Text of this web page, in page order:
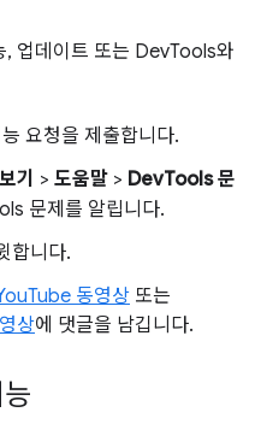
, 업데이트 또는 DevTools와
요청을 제출합니다.
기 > 도움말 > DevTools 문
문제를 알립니다.
합니다.
동영상 또는
상에 댓글을 남깁니다.